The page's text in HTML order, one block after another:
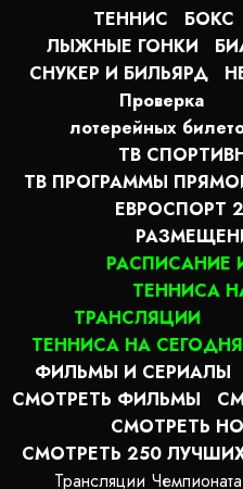
ТЕННИС
БОКС
ЛЫЖНЫЕ ГОНКИ
СНУКЕР И БИЛЬЯРД
Проверка
лотерейных
ТВ
ТВ ПРОГРАММЫ
ЕВРОСПОРТ 2
РАСПИСАНИЕ
ТЕННИСА
ТРАНСЛЯЦИИ
ТЕННИСА НА СЕГОДНЯ
ФИЛЬМЫ И СЕРИАЛЫ
СМОТРЕТЬ ФИЛЬМЫ
СМОТРЕТЬ
СМОТРЕТЬ 250
Трансляции